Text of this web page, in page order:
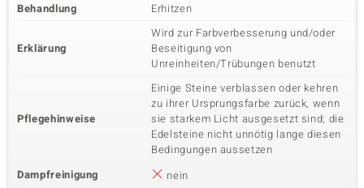
Behandlung Erhitzen
Erklärung
Wird zur Farbverbesserung und/oder
Beseitigung von
Unreinheiten/Trübungen benutzt
Pflegehinweise
Einige Steine verblassen oder kehren
zu ihrer Ursprungsfarbe zurück, wenn
sie starkem Licht ausgesetzt sind; die
Edelsteine nicht unnötig lange diesen
Bedingungen aussetzen
Dampfreinigung
nein